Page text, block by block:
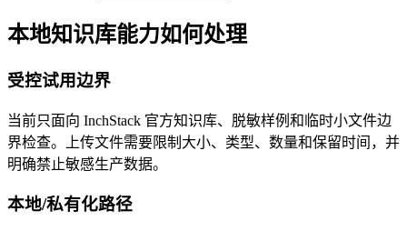
本地知识库能力如何处理
受控试用边界
当前只面向 InchStack 官方知识库、脱敏样例和临时小文件边
界检查。上传文件需要限制大小、类型、数量和保留时间，并
明确禁止敏感生产数据。
本地/私有化路径